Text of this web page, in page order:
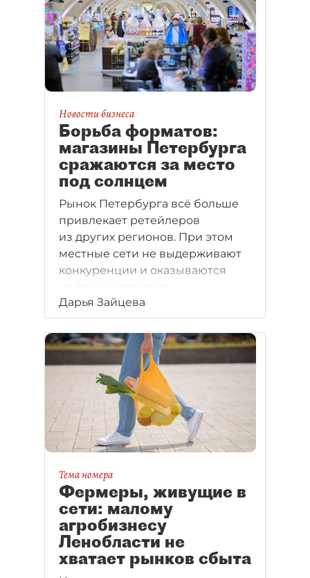
Новости бизнеса
Борьба форматов:
магазины Петербурга
сражаются за место
под солнцем
Рынок Петербурга всё больше
привлекает ретейлеров
из других регионов. При этом
местные сети не выдерживают
конкуренции и оказываются
Дарья Зайцева
Тема номера
Фермеры, живущие в
сети: малому
агробизнесу
Ленобласти не
хватает рынков сбыта